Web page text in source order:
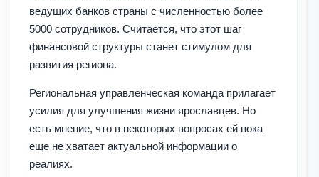
ведущих банков страны с численностью более
5000 сотрудников. Считается, что этот шаг
финансовой структуры станет стимулом для
развития региона.
Региональная управленческая команда прилагает
усилия для улучшения жизни ярославцев. Но
есть мнение, что в некоторых вопросах ей пока
еще не хватает актуальной информации о
реалиях.